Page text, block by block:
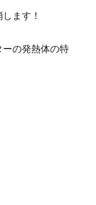
ます！
の発熱体の特
ーの違い！電気代が